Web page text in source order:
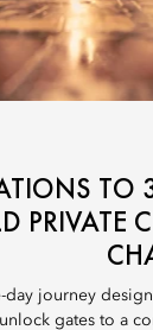
TO
PRIVATE
day journey
gates to a